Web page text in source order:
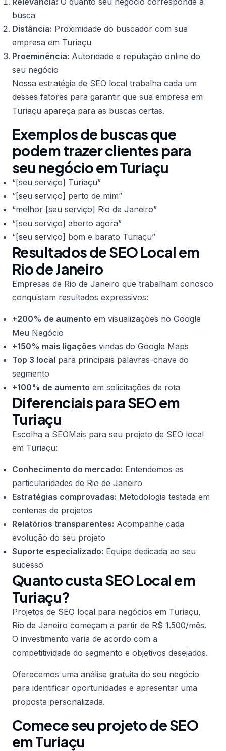
busca
Distância: Proximidade do buscador com sua
empresa em Turiaçu
Proeminência: Autoridade e reputação online do
seu negócio
Nossa estratégia de SEO local trabalha cada um
desses fatores para garantir que sua empresa em
Turiaçu apareça para as buscas certas.
Exemplos de buscas que
podem trazer clientes para
seu negócio em Turiaçu
“[seu serviço] Turiaçu”
“[seu serviço] perto de mim”
“melhor [seu serviço] Rio de Janeiro”
“[seu serviço] aberto agora”
“[seu serviço] bom e barato Turiaçu”
Resultados de SEO Local em
Rio de Janeiro
Empresas de Rio de Janeiro que trabalham conosco
conquistam resultados expressivos:
+200% de aumento em visualizações no Google
Meu Negócio
+150% mais ligações vindas do Google Maps
Top 3 local para principais palavras-chave do
segmento
+100% de aumento em solicitações de rota
Diferenciais para SEO em
Turiaçu
Escolha a SEOMais para seu projeto de SEO local
em Turiaçu:
Conhecimento do mercado: Entendemos as
particularidades de Rio de Janeiro
Estratégias comprovadas: Metodologia testada em
centenas de projetos
Relatórios transparentes: Acompanhe cada
evolução do seu projeto
Suporte especializado: Equipe dedicada ao seu
sucesso
Quanto custa SEO Local em
Turiaçu?
Projetos de SEO local para negócios em Turiaçu,
Rio de Janeiro começam a partir de R$ 1.500/mês.
O investimento varia de acordo com a
competitividade do segmento e objetivos desejados.
Oferecemos uma análise gratuita do seu negócio
para identificar oportunidades e apresentar uma
proposta personalizada.
Comece seu projeto de SEO
em Turiaçu